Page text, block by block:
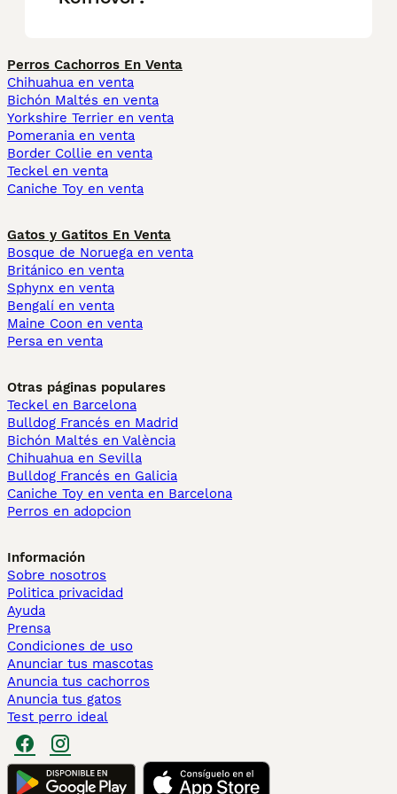
Perros Cachorros En Venta
Chihuahua en venta
Bichón Maltés en venta
Yorkshire Terrier en venta
Pomerania en venta
Border Collie en venta
Teckel en venta
Caniche Toy en venta
Gatos y Gatitos En Venta
Bosque de Noruega en venta
Británico en venta
Sphynx en venta
Bengalí en venta
Maine Coon en venta
Persa en venta
Otras páginas populares
Teckel en Barcelona
Bulldog Francés en Madrid
Bichón Maltés en València
Chihuahua en Sevilla
Bulldog Francés en Galicia
Caniche Toy en venta en Barcelona
Perros en adopcion
Información
Sobre nosotros
Politica privacidad
Ayuda
Prensa
Condiciones de uso
Anunciar tus mascotas
Anuncia tus cachorros
Anuncia tus gatos
Test perro ideal